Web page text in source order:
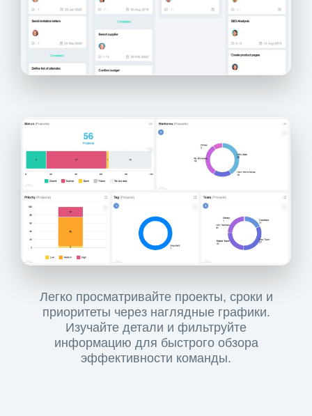
Легко просматривайте проекты, сроки и
приоритеты через наглядные графики.
Изучайте детали и фильтруйте
информацию для быстрого обзора
эффективности команды.